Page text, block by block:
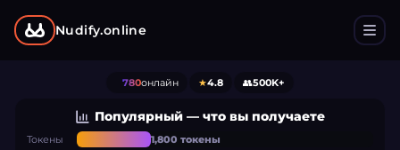
Nudify.online
780онлайн ★4.8 👥500K+
Популярный — что вы получаете
Токены 1,800 токены